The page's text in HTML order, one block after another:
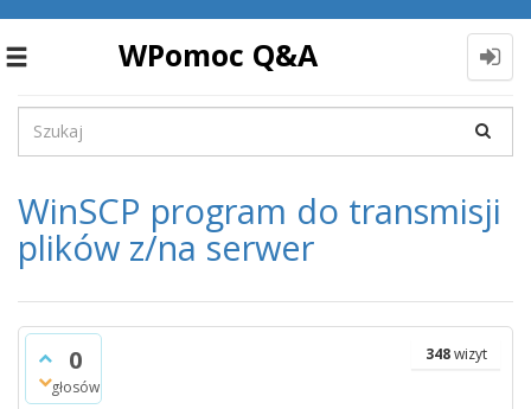
Toggle
WPomoc Q&A
WinSCP program do transmisji
plików z/na serwer
0
głosów
348wizyt